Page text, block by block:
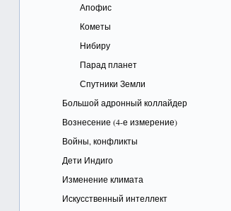
Апофис
Кометы
Нибиру
Парад планет
Спутники Земли
Большой адронный коллайдер
Вознесение (4-е измерение)
Войны, конфликты
Дети Индиго
Изменение климата
Искусственный интеллект